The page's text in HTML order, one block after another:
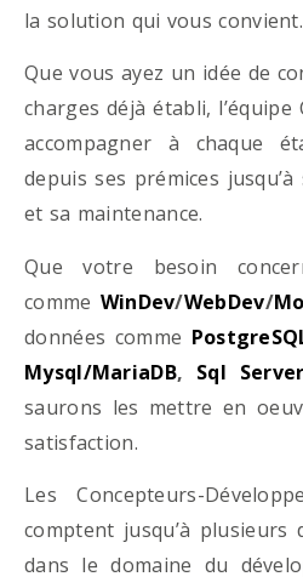
la solution qui vous convient.
Que vous ayez un idée de
charges déjà établi, l’équipe
accompagner à chaque
depuis ses prémices
et sa maintenance.
Que votre besoin
comme WinDev/WebDev/
données comme
Mysql/MariaDB, Sql Server
saurons les mettre en
satisfaction.
Les Concepteurs-
comptent jusqu’à plusieurs
dans le domaine du